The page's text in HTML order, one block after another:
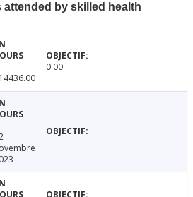
attended by skilled health
0.00